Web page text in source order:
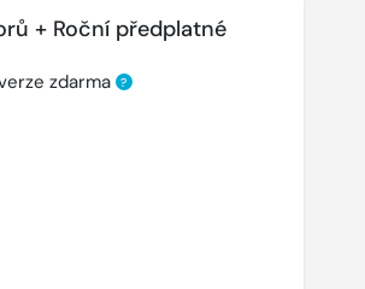
+ Roční předplatné
zdarma ?